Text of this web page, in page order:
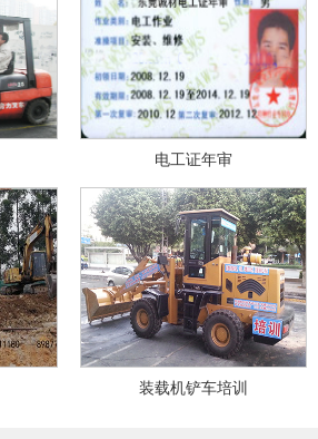
电工证年审
装载机铲车培训